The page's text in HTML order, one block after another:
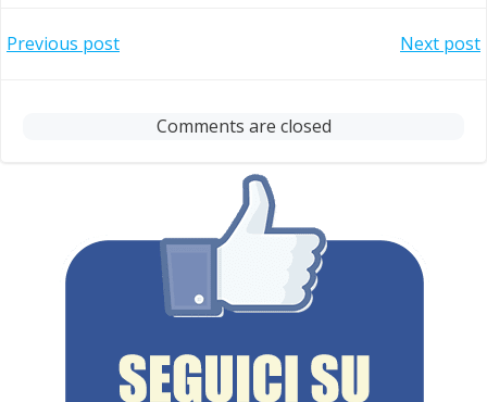
Post
navigation
Previous post
navigation
Next post
Comments are closed